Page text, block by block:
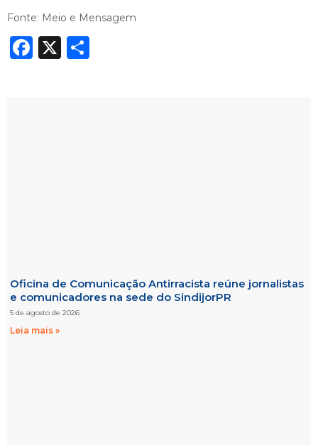
Fonte: Meio e Mensagem
Facebook
X
Oficina de Comunicação Antirracista reúne jornalistas
e comunicadores na sede do SindijorPR
5 de agosto de 2026
Leia mais »